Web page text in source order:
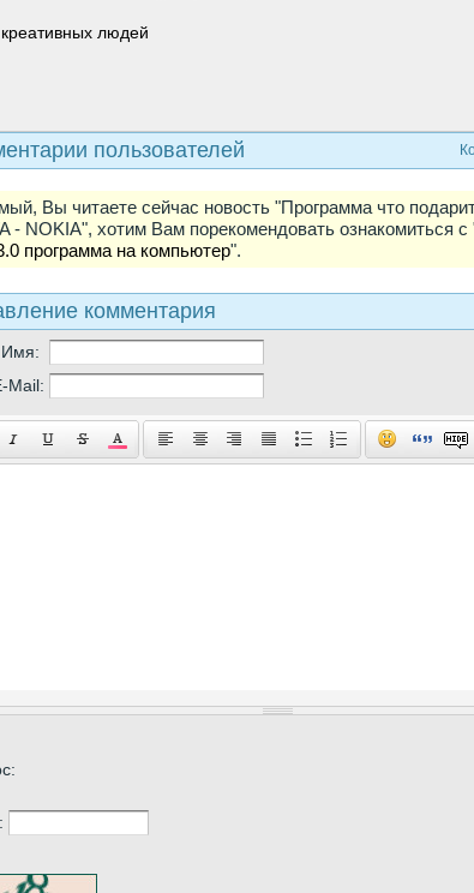
людей
пользователей
Вы читаете сейчас новость "Программа что
- NOKIA", хотим Вам порекомендовать ознакомиться с
программа на компьютер".
комментария
Mail: